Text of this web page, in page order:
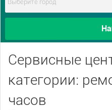
Сервисные
категории:
часов